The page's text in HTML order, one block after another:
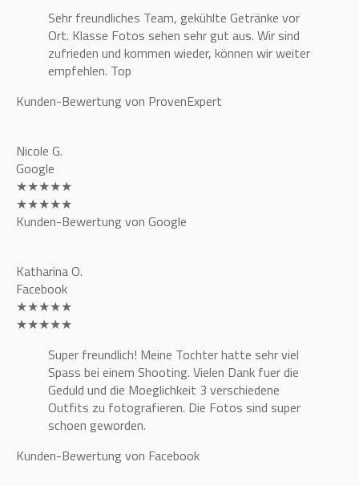
Sehr freundliches Team, gekühlte Getränke vor
Ort. Klasse Fotos sehen sehr gut aus. Wir sind
zufrieden und kommen wieder, können wir weiter
empfehlen. Top
Kunden-Bewertung von ProvenExpert
Nicole G.
Google
★★★★★
★★★★★
Kunden-Bewertung von Google
Katharina O.
Facebook
★★★★★
★★★★★
Super freundlich! Meine Tochter hatte sehr viel
Spass bei einem Shooting. Vielen Dank fuer die
Geduld und die Moeglichkeit 3 verschiedene
Outfits zu fotografieren. Die Fotos sind super
schoen geworden.
Kunden-Bewertung von Facebook